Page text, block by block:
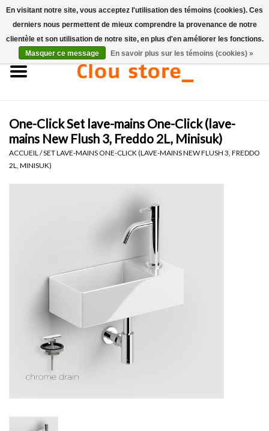
Accueil
Ensembles de lave-mains
Accessoires de salle de bain
pièce de rechange
One-Click Set lave-mains One-Click (lave-
mains New Flush 3, Freddo 2L, Minisuk)
ACCUEIL /SET LAVE-MAINS ONE-CLICK (LAVE-MAINS NEW FLUSH 3, FREDDO
2L, MINISUK)
En visitant notre site, vous acceptez l'utilisation des témoins (cookies). Ces
derniers nous permettent de mieux comprendre la provenance de notre
clientèle et son utilisation de notre site, en plus d'en améliorer les fonctions.
Masquer ce message
En savoir plus sur les témoins (cookies) »